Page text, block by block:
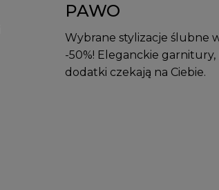
PAWO
Wybrane stylizacje ślubne
-50%! Eleganckie garnitury,
dodatki czekają na Ciebie.